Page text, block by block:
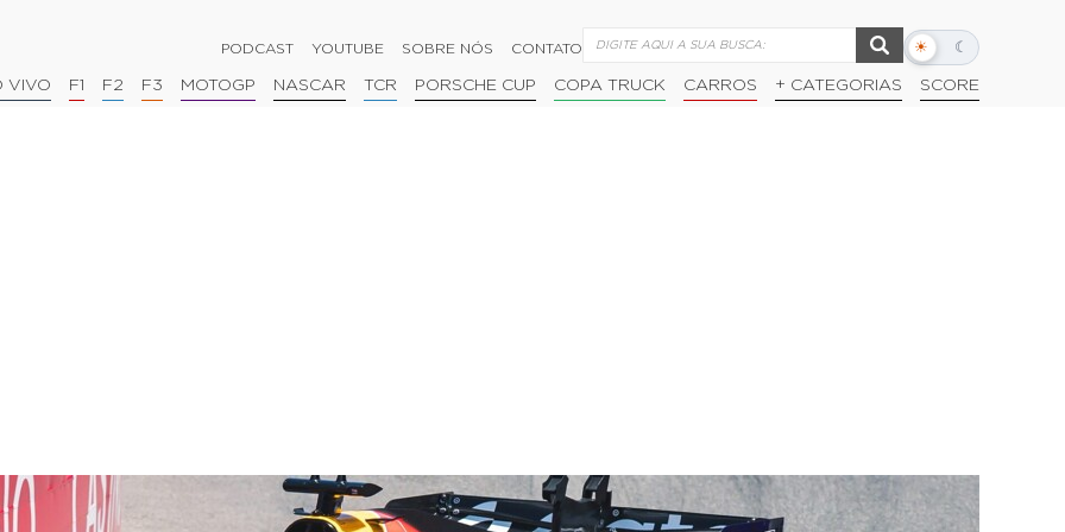
PODCAST YOUTUBE SOBRE NÓS CONTATO ☀ ☾
Alternar
escuro
VIVO F1 F2 F3 MOTOGP NASCAR TCR PORSCHE CUP COPA TRUCK CARROS + CATEGORIAS SCORE